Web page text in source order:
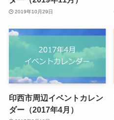
2019年10月29日
印西市周辺イベントカレン
ダー（2017年4月）